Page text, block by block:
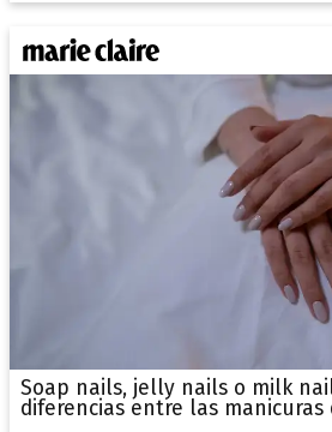
Soap nails, jelly nails o milk
diferencias entre las